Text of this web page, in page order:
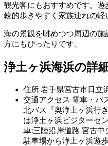
観光客にもおすすめです。
較的歩きやすく家族連れの軽
海の景観を眺めつつ周辺の
方にもぴったりです。
浄土ヶ浜海浜の詳
住所 岩手県宮古市日立
交通アクセス 電車・バ
北バス『奥浄土ヶ浜行
は浄土ヶ浜ビジターセ
車:三陸沿岸道路 宮古中
駐車場から浄土ヶ浜遊